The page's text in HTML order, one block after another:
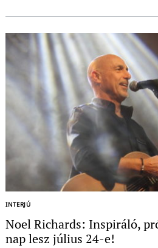
INTERJÚ
Noel Richards: Inspiráló,
nap lesz július 24-e!